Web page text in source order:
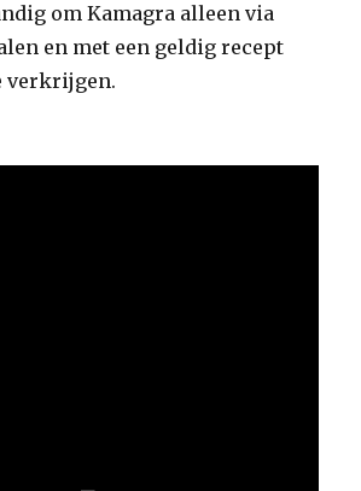
om Kamagra alleen via
en met een geldig recept
verkrijgen.